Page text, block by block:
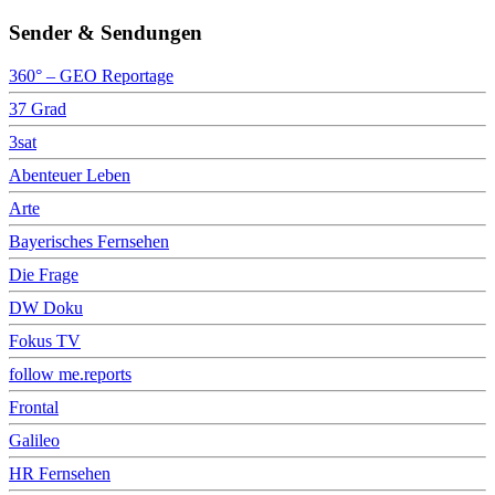
Sender & Sendungen
360° – GEO Reportage
37 Grad
3sat
Abenteuer Leben
Arte
Bayerisches Fernsehen
Die Frage
DW Doku
Fokus TV
follow me.reports
Frontal
Galileo
HR Fernsehen